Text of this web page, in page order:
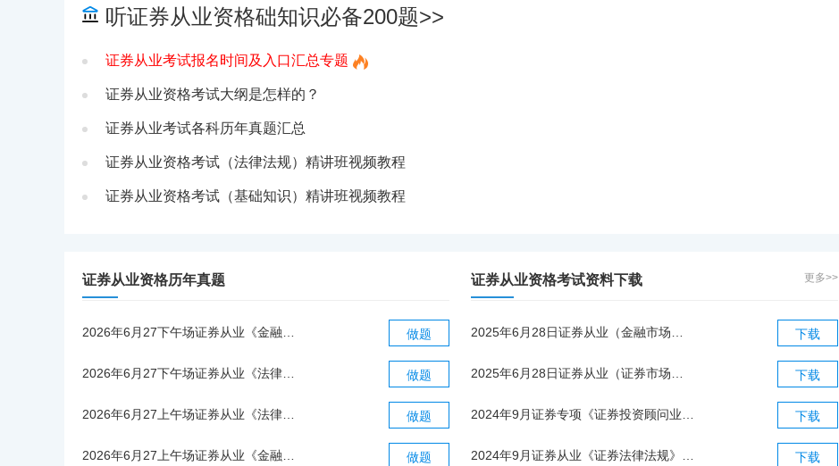
听证券从业资格础知识必备200题>>
证券从业考试报名时间及入口汇总专题
证券从业资格考试大纲是怎样的？
证券从业考试各科历年真题汇总
证券从业资格考试（法律法规）精讲班视频教程
证券从业资格考试（基础知识）精讲班视频教程
证券从业资格历年真题
2026年6月27下午场证券从业《金融市场基础知识》统考考试真题（考生回忆版） 做题
2026年6月27下午场证券从业《法律法规》统考考试真题（考生回忆版） 做题
2026年6月27上午场证券从业《法律法规》统考考试真题（考生回忆版） 做题
2026年6月27上午场证券从业《金融市场基础知识》统考考试真题（考生回忆版） 做题
证券从业资格考试资料下载 更多>>
2025年6月28日证券从业（金融市场基础知识）真题.pdf 下载
2025年6月28日证券从业（证券市场基本法律法规）真题.pdf 下载
2024年9月证券专项《证券投资顾问业务》真题及答案 下载
2024年9月证券从业《证券法律法规》真题及答案 下载